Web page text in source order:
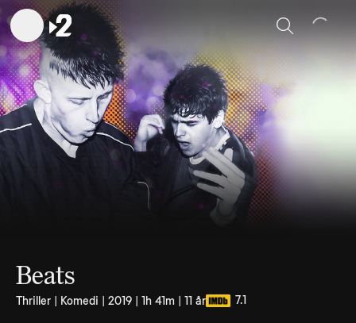
Sök
Beats
Thriller | Komedi | 2019 | 1h 41m | 11 år 7.1